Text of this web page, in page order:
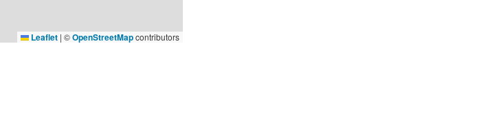
Leaflet | ©OpenStreetMapcontributors